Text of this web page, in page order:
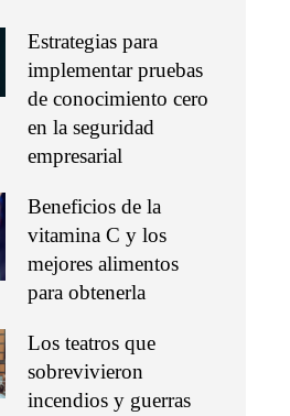
Estrategias para
implementar pruebas
de conocimiento cero
en la seguridad
empresarial
Beneficios de la
vitamina C y los
mejores alimentos
para obtenerla
Los teatros que
sobrevivieron
incendios y guerras